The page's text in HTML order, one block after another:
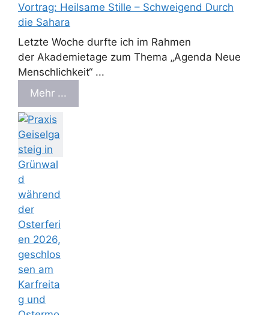
Vortrag: Heilsame Stille – Schweigend Durch
die Sahara
Letzte Woche durfte ich im Rahmen
der Akademietage zum Thema „Agenda Neue
Menschlichkeit“ ...
Mehr ...